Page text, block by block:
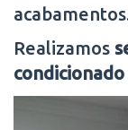
Realizamos
condicionado